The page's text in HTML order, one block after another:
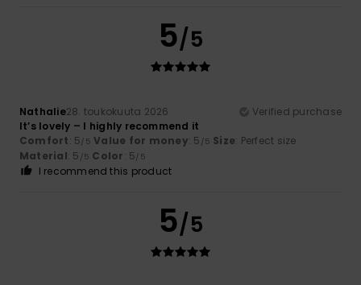
5/5
Nathalie28. toukokuuta 2026
Verified purchase
It’s lovely – I highly recommend it
Comfort: 5/5 Value for money: 5 /5 Size: Perfect size
Material: 5 /5 Color: 5/5
I recommend this product
5/5